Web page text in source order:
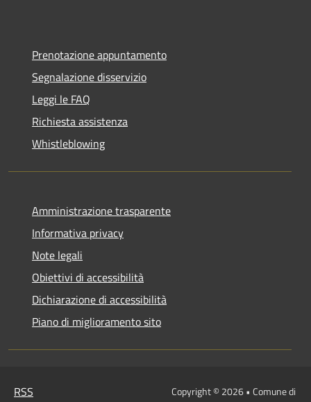
Prenotazione appuntamento
Segnalazione disservizio
Leggi le FAQ
Richiesta assistenza
Whistleblowing
Amministrazione trasparente
Informativa privacy
Note legali
Obiettivi di accessibilità
Dichiarazione di accessibilità
Piano di miglioramento sito
RSS
Copyright © 2026 • Comune di